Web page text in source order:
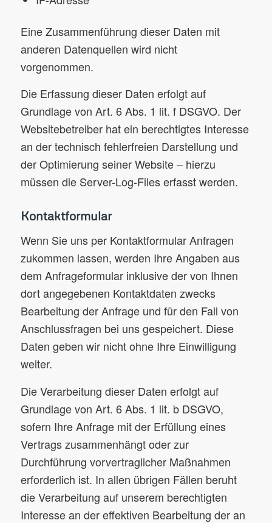
Eine Zusammenführung dieser Daten mit
anderen Datenquellen wird nicht
vorgenommen.
Die Erfassung dieser Daten erfolgt auf
Grundlage von Art. 6 Abs. 1 lit. f DSGVO. Der
Websitebetreiber hat ein berechtigtes Interesse
an der technisch fehlerfreien Darstellung und
der Optimierung seiner Website – hierzu
müssen die Server-Log-Files erfasst werden.
Kontaktformular
Wenn Sie uns per Kontaktformular Anfragen
zukommen lassen, werden Ihre Angaben aus
dem Anfrageformular inklusive der von Ihnen
dort angegebenen Kontaktdaten zwecks
Bearbeitung der Anfrage und für den Fall von
Anschlussfragen bei uns gespeichert. Diese
Daten geben wir nicht ohne Ihre Einwilligung
weiter.
Die Verarbeitung dieser Daten erfolgt auf
Grundlage von Art. 6 Abs. 1 lit. b DSGVO,
sofern Ihre Anfrage mit der Erfüllung eines
Vertrags zusammenhängt oder zur
Durchführung vorvertraglicher Maßnahmen
erforderlich ist. In allen übrigen Fällen beruht
die Verarbeitung auf unserem berechtigten
Interesse an der effektiven Bearbeitung der an